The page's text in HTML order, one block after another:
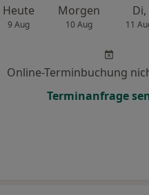
Heute
9 Aug
Morgen
10 Aug
Di,
11
Online-Terminbuchung
Terminanfrage